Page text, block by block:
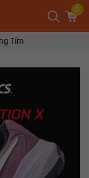
0
Tím